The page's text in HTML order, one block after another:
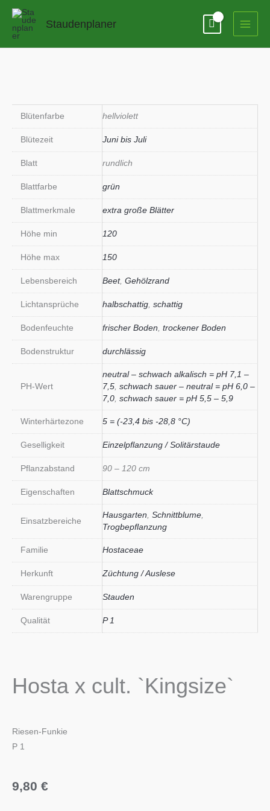
Zum
springen
Staudenplaner
Blütenfarbe hellviolett
Blütezeit Juni bis Juli
Blatt rundlich
Blattfarbe grün
Blattmerkmale extra große Blätter
Höhe min 120
Höhe max 150
Lebensbereich Beet, Gehölzrand
Lichtansprüche halbschattig schattig
Bodenfeuchte frischer Boden trockener Boden
Bodenstruktur durchlässig
PH-Wert
neutral – schwach alkalisch = pH 7,1 –
7,5 schwach sauer – neutral = pH 6,0 –
7,0 schwach sauer = pH 5,5 – 5,9
Winterhärtezone 5 = (-23,4 bis -28,8 °C)
Geselligkeit Einzelpflanzung / Solitärstaude
Pflanzabstand 90 – 120 cm
Eigenschaften Blattschmuck
Einsatzbereiche
Hausgarten Schnittblume
Trogbepflanzung
Familie Hostaceae
Herkunft Züchtung / Auslese
Warengruppe Stauden
Qualität P 1
Hosta x cult. `Kingsize`
Riesen-Funkie
P 1
9,80 €